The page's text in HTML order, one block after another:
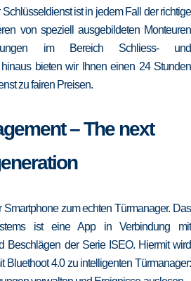
ist in jedem Fall der richtige
von speziell ausgebildeten Monteuren
im Bereich Schliess- und
bieten wir Ihnen einen 24 Stunden
zu fairen Preisen.
– The next
Smartphone zum echten Türmanager. Das
ist eine App in Verbindung mit
Beschlägen der Serie ISEO. Hiermit wird
Bluethoot 4.0 zu intelligenten Türmanager: